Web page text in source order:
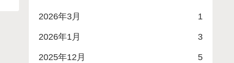
2026年3月 1
2026年1月 3
2025年12月 5